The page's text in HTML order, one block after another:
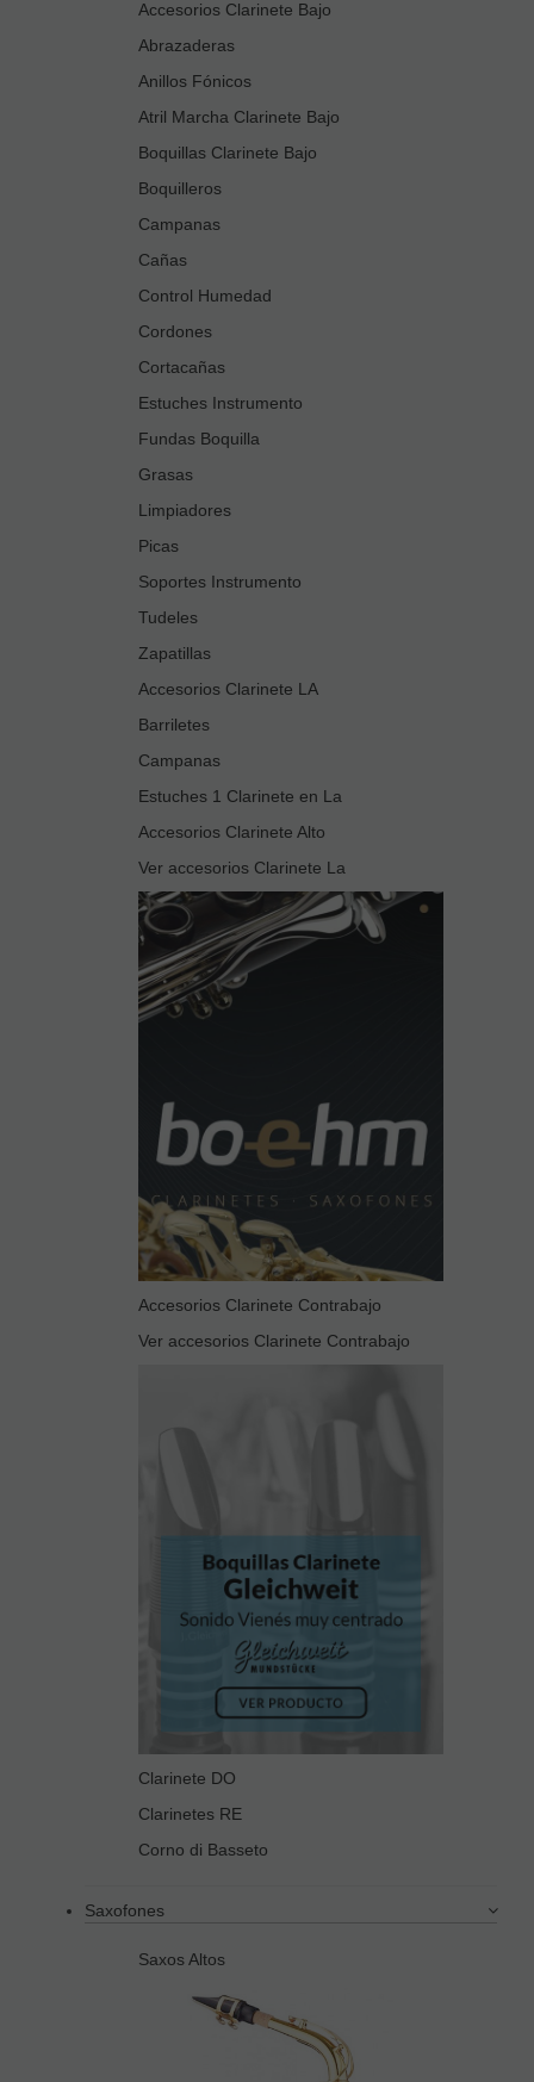
Accesorios Clarinete Bajo
Abrazaderas
Anillos Fónicos
Atril Marcha Clarinete Bajo
Boquillas Clarinete Bajo
Boquilleros
Campanas
Cañas
Control Humedad
Cordones
Cortacañas
Estuches Instrumento
Fundas Boquilla
Grasas
Limpiadores
Picas
Soportes Instrumento
Tudeles
Zapatillas
Accesorios Clarinete LA
Barriletes
Campanas
Estuches 1 Clarinete en La
Accesorios Clarinete Alto
Ver accesorios Clarinete La
Accesorios Clarinete Contrabajo
Ver accesorios Clarinete Contrabajo
Clarinete DO
Clarinetes RE
Corno di Basseto
Saxofones
Saxos Altos